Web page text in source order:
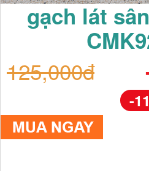
gạch lát
125,000đ
-